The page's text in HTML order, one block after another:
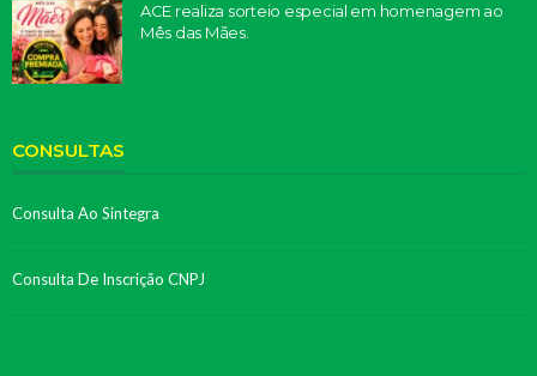
ACE realiza sorteio especial em homenagem ao
Mês das Mães.
CONSULTAS
Consulta Ao Sintegra
Consulta De Inscrição CNPJ